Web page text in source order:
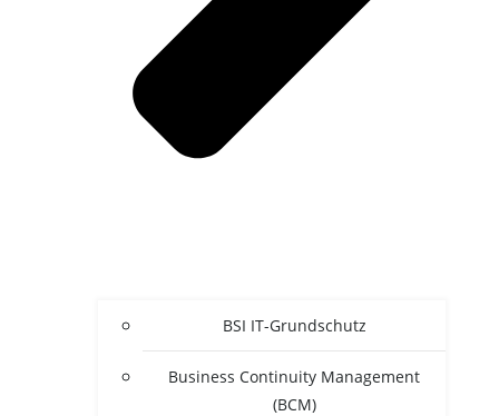
BSI IT-Grun­d­­schutz
Busi­ness Con­ti­nui­ty Manage­ment
(BCM)